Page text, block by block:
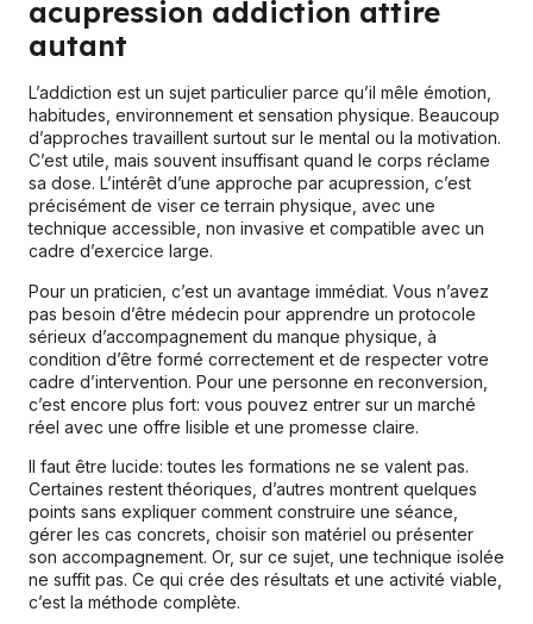
acupression addiction attire
autant
L’addiction est un sujet particulier parce qu’il mêle émotion,
habitudes, environnement et sensation physique. Beaucoup
d’approches travaillent surtout sur le mental ou la motivation.
C’est utile, mais souvent insuffisant quand le corps réclame
sa dose. L’intérêt d’une approche par acupression, c’est
précisément de viser ce terrain physique, avec une
technique accessible, non invasive et compatible avec un
cadre d’exercice large.
Pour un praticien, c’est un avantage immédiat. Vous n’avez
pas besoin d’être médecin pour apprendre un protocole
sérieux d’accompagnement du manque physique, à
condition d’être formé correctement et de respecter votre
cadre d’intervention. Pour une personne en reconversion,
c’est encore plus fort: vous pouvez entrer sur un marché
réel avec une offre lisible et une promesse claire.
Il faut être lucide: toutes les formations ne se valent pas.
Certaines restent théoriques, d’autres montrent quelques
points sans expliquer comment construire une séance,
gérer les cas concrets, choisir son matériel ou présenter
son accompagnement. Or, sur ce sujet, une technique isolée
ne suffit pas. Ce qui crée des résultats et une activité viable,
c’est la méthode complète.